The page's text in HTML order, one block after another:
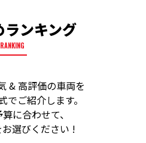
ランキング
RANKING
& 高評価の車両を
でご紹介します。
に合わせて、
選びください !